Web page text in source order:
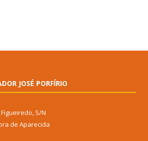
JOSÉ PORFÍRIO
S/N
de Aparecida